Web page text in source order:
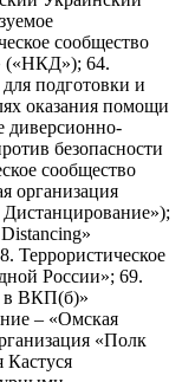
сообщество
(«НКД»); 64.
подготовки и
оказания помощи
диверсионно-
безопасности
сообщество
организация
Террористическое
России»; 69.
в ВКП(б)»
– «Омская
«Полк
Кастуся